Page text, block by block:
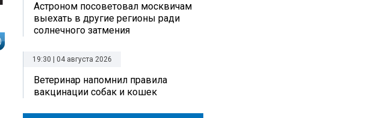
Астроном посоветовал москвичам
выехать в другие регионы ради
солнечного затмения
19:30 | 04 августа 2026
Ветеринар напомнил правила
вакцинации собак и кошек